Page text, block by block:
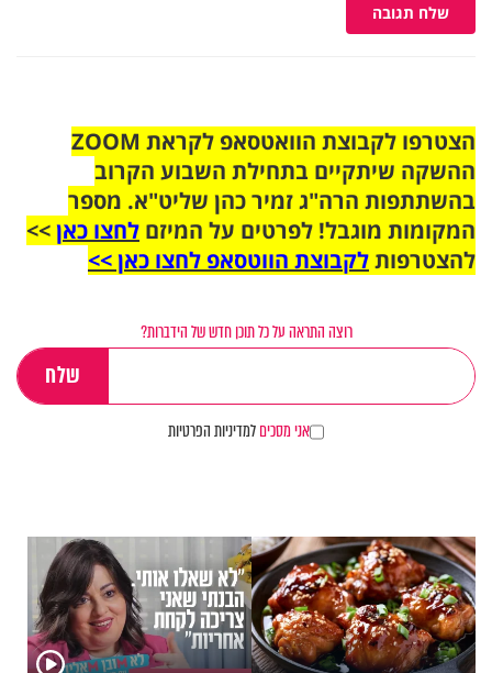
שלח תגובה
הצטרפו לקבוצת הוואטסאפ לקראת ZOOM
ההשקה שיתקיים בתחילת השבוע הקרוב
בהשתתפות הרה"ג זמיר כהן שליט"א. מספר
המקומות מוגבל! לפרטים על המיזם לחצו כאן>>
להצטרפותלקבוצת הווטסאפ לחצו כאן >>
רוצה התראה על כל תוכן חדש של הידברות?
אני מסכיםלמדיניות הפרטיות